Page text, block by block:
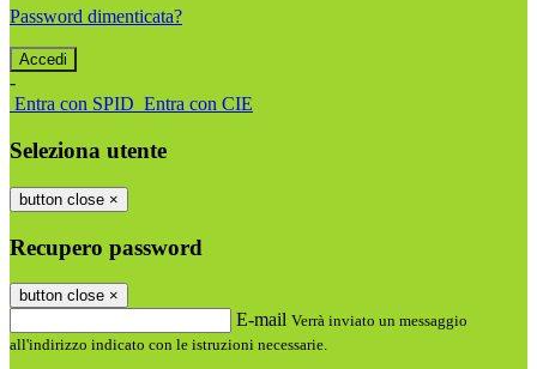
Password dimenticata?
-
Entra con SPID Entra con CIE
Seleziona utente
button close ×
Recupero password
button close ×
E-mail Verrà inviato un messaggio
all'indirizzo indicato con le istruzioni necessarie.